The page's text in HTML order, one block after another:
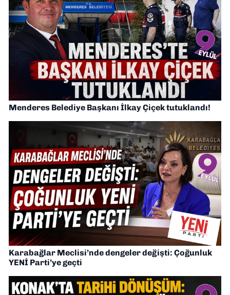
Menderes Belediye Başkanı İlkay Çiçek tutuklandı!
Karabağlar Meclisi’nde dengeler değişti: Çoğunluk
YENİ Parti’ye geçti